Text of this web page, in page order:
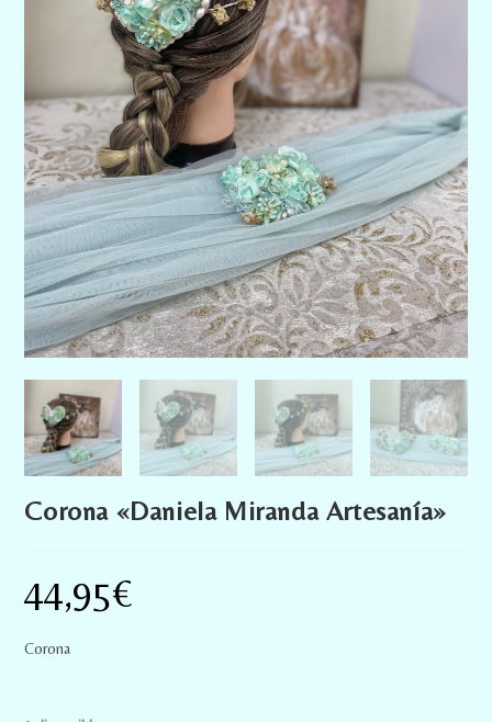
Corona «Daniela Miranda Artesanía»
44,95€
Corona